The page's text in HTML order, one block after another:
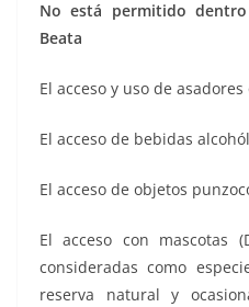
No está permitido
Beata
El acceso y uso de
El acceso de bebidas
El acceso de objetos
El acceso con mascotas
consideradas como
reserva natural y